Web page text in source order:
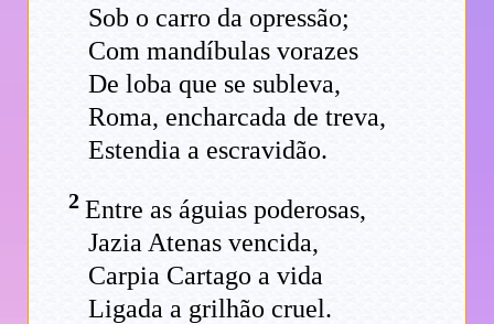
Sob o carro da opressão;
Com mandíbulas vorazes
De loba que se subleva,
Roma, encharcada de treva,
Estendia a escravidão.
2 Entre as águias poderosas,
Jazia Atenas vencida,
Carpia Cartago a vida
Ligada a grilhão cruel.